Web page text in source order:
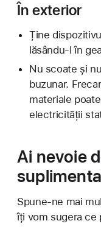
În exterior
Ține
lăsându-l în
Nu scoate și
buzunar.
materiale
electricității
Ai nevoie
Spune-ne mai
îți vom sugera ce